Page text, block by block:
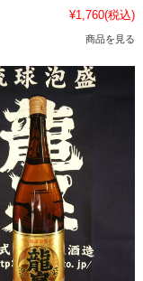
¥1,760(税込)
商品を見る